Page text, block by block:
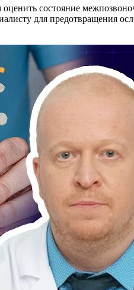
состояние
для предотвращения